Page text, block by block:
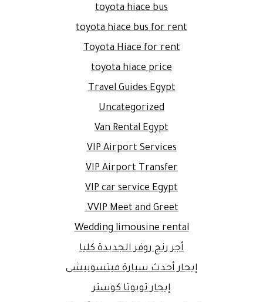
toyota hiace bus
toyota hiace bus for rent
Toyota Hiace for rent
toyota hiace price
Travel Guides Egypt
Uncategorized
Van Rental Egypt
VIP Airport Services
VIP Airport Transfer
VIP car service Egypt
VVIP Meet and Greet.
Wedding limousine rental
أجر رنج روفر الجديدة كليا
إيجار أحدث سيارة ميتسوبيشى
إيجار تويوتا كوستر